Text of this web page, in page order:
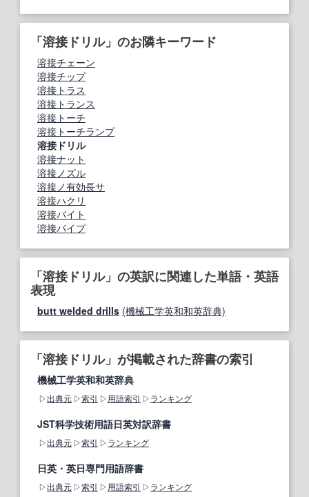
「溶接ドリル」のお隣キーワード
溶接チェーン
溶接チップ
溶接トラス
溶接トランス
溶接トーチ
溶接トーチランプ
溶接ドリル
溶接ナット
溶接ノズル
溶接ノ有効長サ
溶接ハクリ
溶接バイト
溶接パイプ
「溶接ドリル」の英訳に関連した単語・英語
表現
butt welded drills (機械工学英和和英辞典)
「溶接ドリル」が掲載された辞書の索引
機械工学英和和英辞典
出典元 索引 用語索引 ランキング
JST科学技術用語日英対訳辞書
出典元 索引 ランキング
日英・英日専門用語辞書
出典元 索引 用語索引 ランキング